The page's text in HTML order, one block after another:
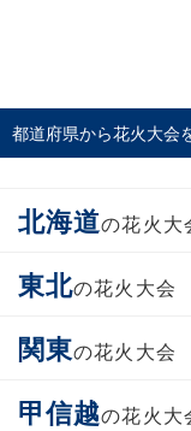
都道府県から花火大会
北海道の花火大
東北の花火大会
関東の花火大会
甲信越の花火大